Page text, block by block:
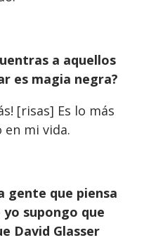
a aquellos
es magia negra?
[risas] Es lo más
en mi vida.
gente que piensa
yo supongo que
David Glasser